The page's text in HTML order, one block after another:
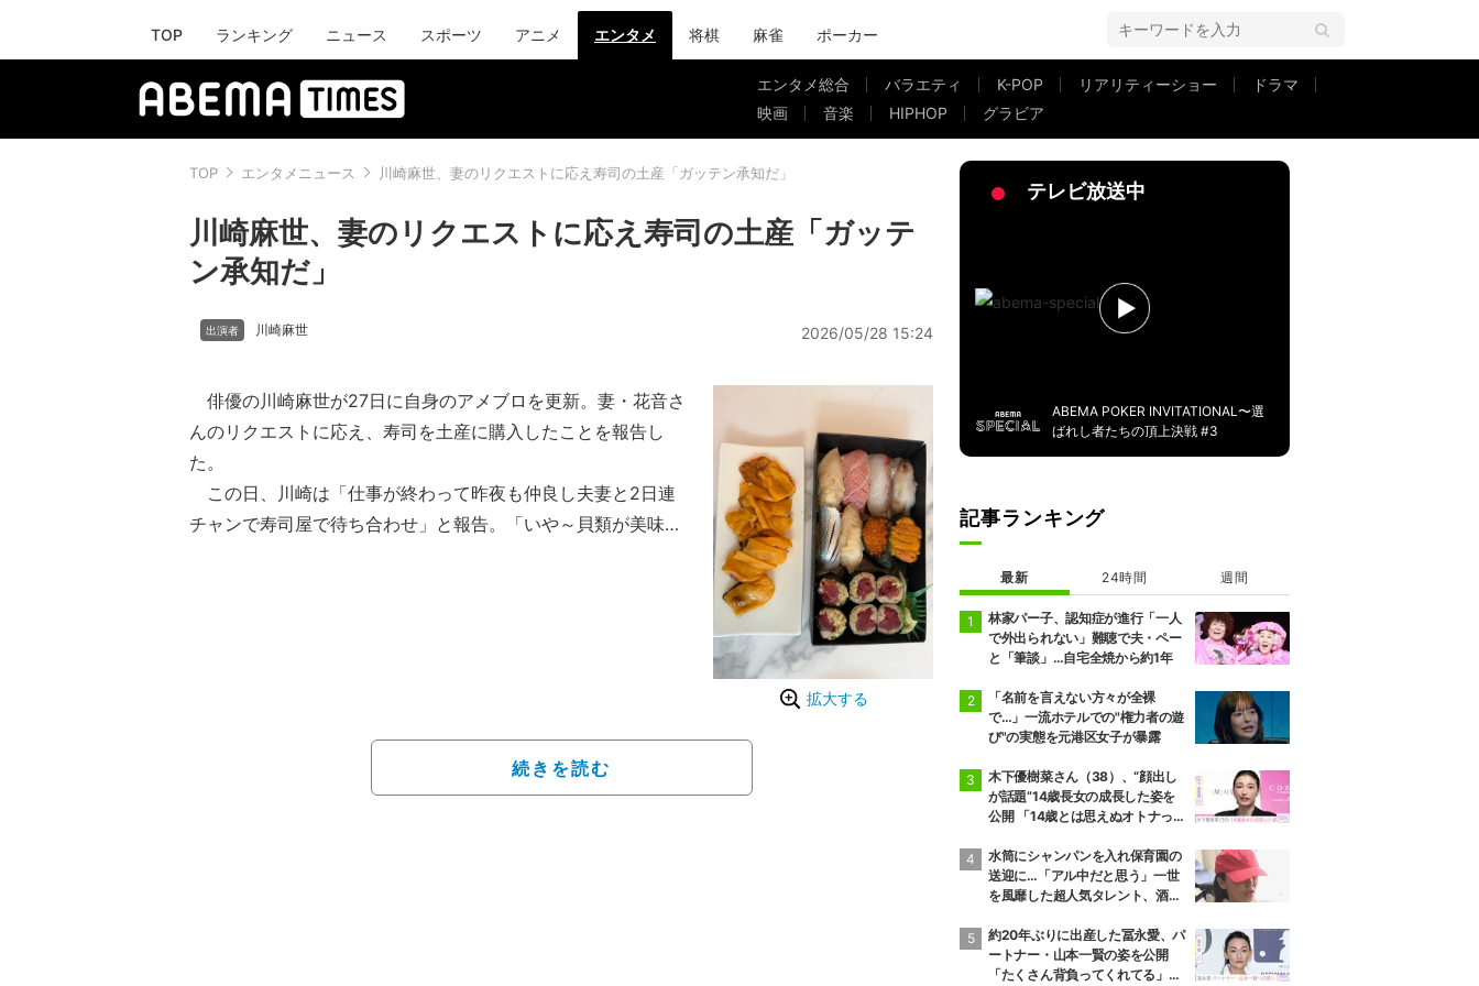
TOP ランキング ニュース スポーツ アニメ エンタメ 将棋 麻雀 ポーカー
エンタメ総合 バラエティ K-POP リアリティーショー
ドラマ
映画
音楽 HIPHOP グラビア
TOP エンタメニュース 川崎麻世、妻のリクエストに応え寿司の土産「ガッテン承知だ」
川崎麻世、妻のリクエストに応え寿司の土産「ガッテ
ン承知だ」
川崎麻世 2026/05/28 15:24
拡大する
俳優の川崎麻世が27日に自身のアメブロを更新。妻・花音さ
んのリクエストに応え、寿司を土産に購入したことを報告し
た。
この日、川崎は「仕事が終わって昨夜も仲良し夫妻と2日連
チャンで寿司屋で待ち合わせ」と報告。「いや～貝類が美味し
と義母の晩御飯用だ」と土産を注文したことを明かした。
続きを読む
テレビ放送中
ABEMA POKER INVITATIONAL〜選
ばれし者たちの頂上決戦 #3
記事ランキング
最新 24時間 週間
林家パー子、認知症が進行「一人
で外出られない」難聴で夫・ペー
と「筆談」…自宅全焼から約1年
「名前を言えない方々が全裸
で…」一流ホテルでの"権力者の遊
び"の実態を元港区女子が暴露
木下優樹菜さん（38）、“顔出し
が話題”14歳長女の成長した姿を
公開 「14歳とは思えぬオトナっぽ
ぎる」など反響
水筒にシャンパンを入れ保育園の
送迎に…「アル中だと思う」一世
を風靡した超人気タレント、酒漬
約20年ぶりに出産した冨永愛、パ
ートナー・山本一賢の姿を公開
「たくさん背負ってくれてる」感